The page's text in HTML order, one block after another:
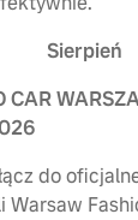
Sierpień
CAR
do
Warsaw